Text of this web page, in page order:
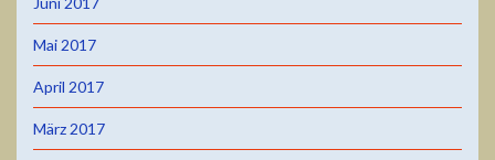
Mai 2017
April 2017
März 2017